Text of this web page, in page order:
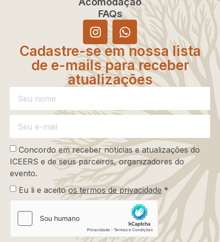
FAQs
Cadastre-se em nossa lista
de e-mails para receber
atualizações
Concordo em receber notícias e atualizações do
ICEERS e de seus parceiros, organizadores do
evento.
Eu li e aceitoos termos de privacidade *